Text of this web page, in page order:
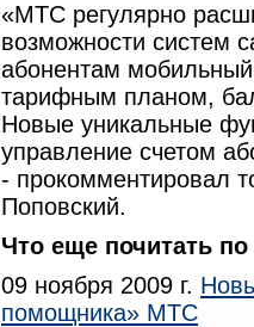
«МТС регулярно
возможности систем
абонентам
тарифным планом,
Новые уникальные
управление счетом
- прокомментировал
Поповский.
Что еще почитать
09 ноября 2009 г.
помощника» МТС